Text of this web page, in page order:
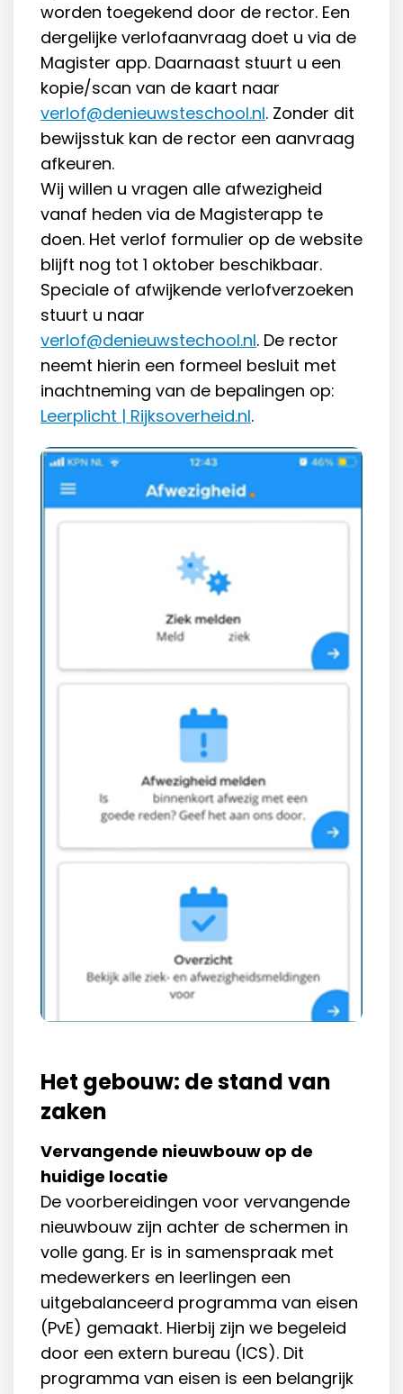
worden toegekend door de rector. Een
dergelijke verlofaanvraag doet u via de
Magister app. Daarnaast stuurt u een
kopie/scan van de kaart naar
verlof@denieuwsteschool.nl. Zonder dit
bewijsstuk kan de rector een aanvraag
afkeuren.
Wij willen u vragen alle afwezigheid
vanaf heden via de Magisterapp te
doen. Het verlof formulier op de website
blijft nog tot 1 oktober beschikbaar.
Speciale of afwijkende verlofverzoeken
stuurt u naar
verlof@denieuwstechool.nl. De rector
neemt hierin een formeel besluit met
inachtneming van de bepalingen op:
Leerplicht | Rijksoverheid.nl.
Het gebouw: de stand van
zaken
Vervangende nieuwbouw op de
huidige locatie
De voorbereidingen voor vervangende
nieuwbouw zijn achter de schermen in
volle gang. Er is in samenspraak met
medewerkers en leerlingen een
uitgebalanceerd programma van eisen
(PvE) gemaakt. Hierbij zijn we begeleid
door een extern bureau (ICS). Dit
programma van eisen is een belangrijk